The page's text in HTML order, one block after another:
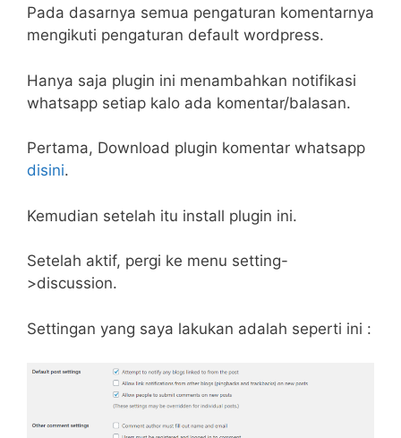
Pada dasarnya semua pengaturan komentarnya
mengikuti pengaturan default wordpress.
Hanya saja plugin ini menambahkan notifikasi
whatsapp setiap kalo ada komentar/balasan.
Pertama, Download plugin komentar whatsapp
disini.
Kemudian setelah itu install plugin ini.
Setelah aktif, pergi ke menu setting-
>discussion.
Settingan yang saya lakukan adalah seperti ini :